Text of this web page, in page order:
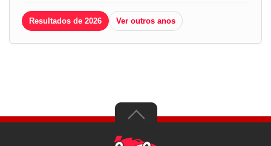
Resultados de 2026 Ver outros anos